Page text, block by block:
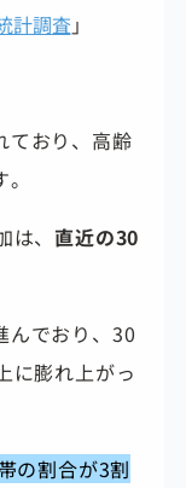
計調査 」
ており、高齢
、 直近の30
んでおり、30
に膨れ上がっ
の割合が3割